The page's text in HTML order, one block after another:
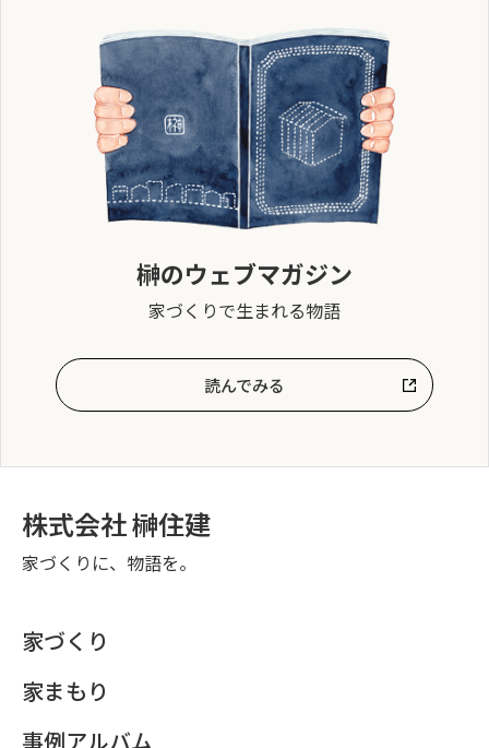
榊のウェブマガジン
家づくりで生まれる物語
読んでみる
株式会社 榊住建
家づくりに、物語を。
家づくり
家まもり
事例アルバム